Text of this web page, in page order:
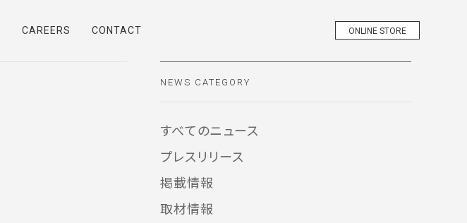
CAREERS CONTACT
ONLINE STORE
NEWS CATEGORY
すべてのニュース
プレスリリース
掲載情報
取材情報